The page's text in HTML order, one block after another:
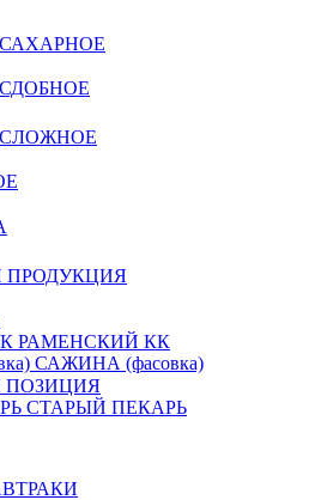
ПРОДУКЦИЯ
РАМЕНСКИЙ КК
САЖИНА (фасовка)
ПОЗИЦИЯ
СТАРЫЙ ПЕКАРЬ